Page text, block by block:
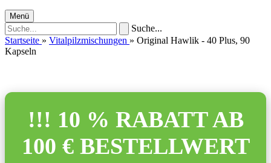
Menü
Suche...
Startseite » Vitalpilzmischungen » Original Hawlik - 40 Plus, 90
Kapseln
!!! 10 % RABATT AB
100 € BESTELLWERT